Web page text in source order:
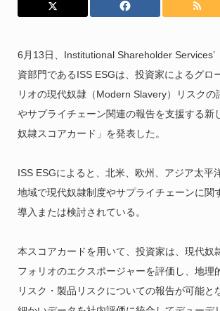
6月13日、Institutional Shareholder Services’
資部門であるISS ESGは、投資家によるグロ
リオの現代奴隷（Modern Slavery）リスクの
やサプライチェーン関連の報告を支援する新
奴隷スコアカード」を発表した。
ISS ESGによると、北米、欧州、アジア太平
地域で現代奴隷制度やサプライチェーンに関
導入または検討されている。
本スコアカードを用いて、投資家は、現代奴
フォリオのエクスポージャーを評価し、地理
リスク・製品リスクについての報告が可能と